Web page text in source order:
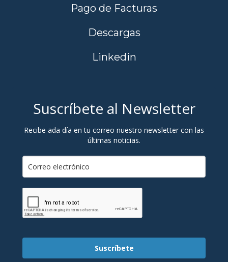
Pago de Facturas
Descargas
Linkedin
Suscríbete al Newsletter
Recibe ada día en tu correo nuestro newsletter con las
últimas noticias.
Suscríbete